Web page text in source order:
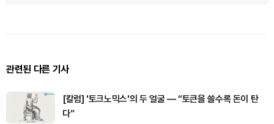
관련된 다른 기사
[칼럼] '토크노믹스'의 두 얼굴 — “토큰을 쓸수록 돈이 탄
다”